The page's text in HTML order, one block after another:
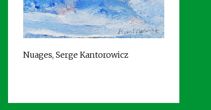
Nuages, Serge Kantorowicz